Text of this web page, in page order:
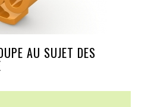
AU SUJET DES